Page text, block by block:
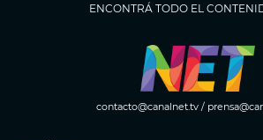
ENCONTRÁ TODO EL
contacto@canalnet.tv/